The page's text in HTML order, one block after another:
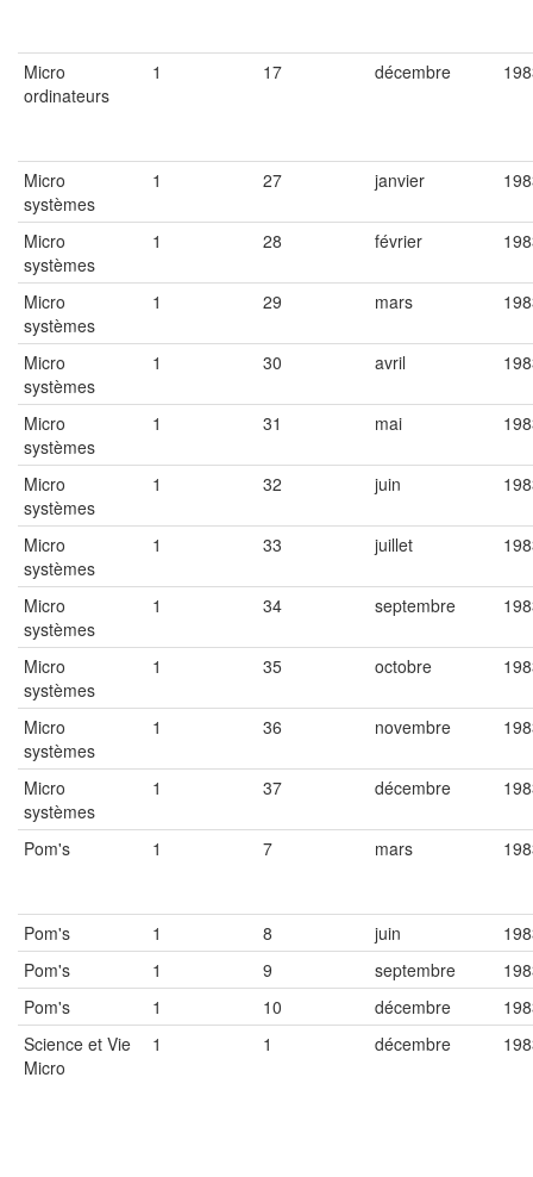
Micro
ordinateurs
1 17 décembre
Micro
systèmes
1 27 janvier
Micro
systèmes
1 28 février
Micro
systèmes
1 29 mars
Micro
systèmes
1 30 avril
Micro
systèmes
1 31 mai
Micro
systèmes
1 32 juin
Micro
systèmes
1 33 juillet
Micro
systèmes
1 34 septembre
Micro
systèmes
1 35 octobre
Micro
systèmes
1 36 novembre
Micro
systèmes
1 37 décembre
Pom's 1 7 mars
Pom's 1 8 juin
Pom's
1 9 septembre
Pom's
1 10 décembre
Science et Vie
Micro
1 1 décembre